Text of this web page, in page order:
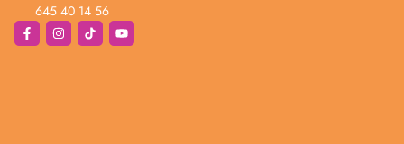
645 40 14 56